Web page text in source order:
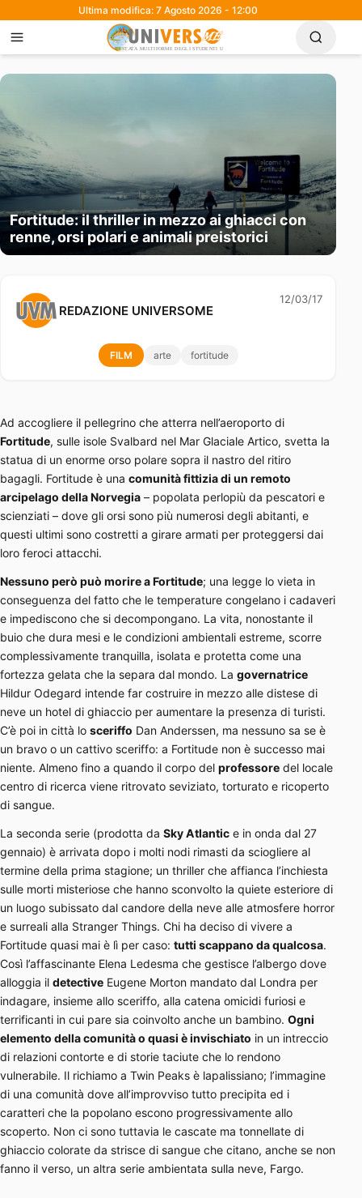
Ultima modifica: 7 Agosto 2026 - 12:00
Fortitude: il thriller in mezzo ai ghiacci con
renne, orsi polari e animali preistorici
REDAZIONE UNIVERSOME
12/03/17
FILM arte fortitude
Ad accogliere il pellegrino che atterra nell’aeroporto di
Fortitude, sulle isole Svalbard nel Mar Glaciale Artico, svetta la
statua di un enorme orso polare sopra il nastro del ritiro
bagagli. Fortitude è una comunità fittizia di un remoto
arcipelago della Norvegia – popolata perlopiù da pescatori e
scienziati – dove gli orsi sono più numerosi degli abitanti, e
questi ultimi sono costretti a girare armati per proteggersi dai
loro feroci attacchi.
Nessuno però può morire a Fortitude; una legge lo vieta in
conseguenza del fatto che le temperature congelano i cadaveri
e impediscono che si decompongano. La vita, nonostante il
buio che dura mesi e le condizioni ambientali estreme, scorre
complessivamente tranquilla, isolata e protetta come una
fortezza gelata che la separa dal mondo. La governatrice
Hildur Odegard intende far costruire in mezzo alle distese di
neve un hotel di ghiaccio per aumentare la presenza di turisti.
C’è poi in città lo sceriffo Dan Anderssen, ma nessuno sa se è
un bravo o un cattivo sceriffo: a Fortitude non è successo mai
niente. Almeno fino a quando il corpo del professore del locale
centro di ricerca viene ritrovato seviziato, torturato e ricoperto
di sangue.
La seconda serie (prodotta da Sky Atlantic e in onda dal 27
gennaio) è arrivata dopo i molti nodi rimasti da sciogliere al
termine della prima stagione; un thriller che affianca l’inchiesta
sulle morti misteriose che hanno sconvolto la quiete esteriore di
un luogo subissato dal candore della neve alle atmosfere horror
e surreali alla Stranger Things. Chi ha deciso di vivere a
Fortitude quasi mai è lì per caso: tutti scappano da qualcosa.
Così l’affascinante Elena Ledesma che gestisce l’albergo dove
alloggia il detective Eugene Morton mandato dal Londra per
indagare, insieme allo sceriffo, alla catena omicidi furiosi e
terrificanti in cui pare sia coinvolto anche un bambino. Ogni
elemento della comunità o quasi è invischiato in un intreccio
di relazioni contorte e di storie taciute che lo rendono
vulnerabile. Il richiamo a Twin Peaks è lapalissiano; l’immagine
di una comunità dove all’improvviso tutto precipita ed i
caratteri che la popolano escono progressivamente allo
scoperto. Non ci sono tuttavia le cascate ma tonnellate di
ghiaccio colorate da strisce di sangue che citano, anche se non
fanno il verso, un altra serie ambientata sulla neve, Fargo.